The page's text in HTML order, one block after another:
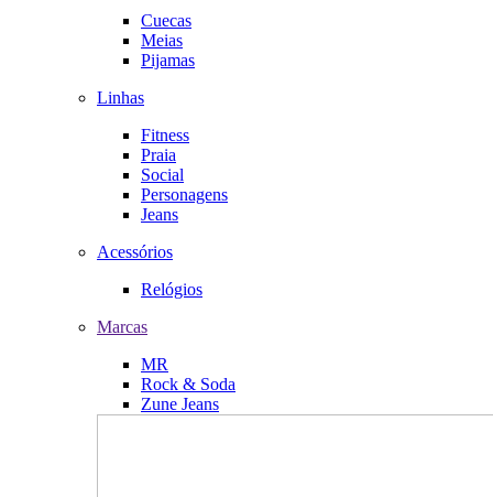
Cuecas
Meias
Pijamas
Linhas
Fitness
Praia
Social
Personagens
Jeans
Acessórios
Relógios
Marcas
MR
Rock & Soda
Zune Jeans